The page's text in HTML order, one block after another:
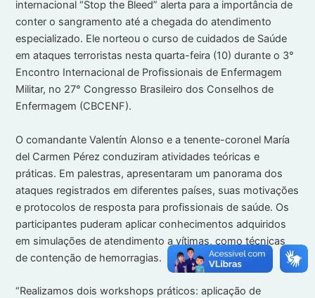
internacional “Stop the Bleed” alerta para a importância de
conter o sangramento até a chegada do atendimento
especializado. Ele norteou o curso de cuidados de Saúde
em ataques terroristas nesta quarta-feira (10) durante o 3°
Encontro Internacional de Profissionais de Enfermagem
Militar, no 27° Congresso Brasileiro dos Conselhos de
Enfermagem (CBCENF).
O comandante Valentín Alonso e a tenente-coronel María
del Carmen Pérez conduziram atividades teóricas e
práticas. Em palestras, apresentaram um panorama dos
ataques registrados em diferentes países, suas motivações
e protocolos de resposta para profissionais de saúde. Os
participantes puderam aplicar conhecimentos adquiridos
em simulações de atendimento a vítimas, como técnicas
de contenção de hemorragias.
“Realizamos dois workshops práticos: aplicação de